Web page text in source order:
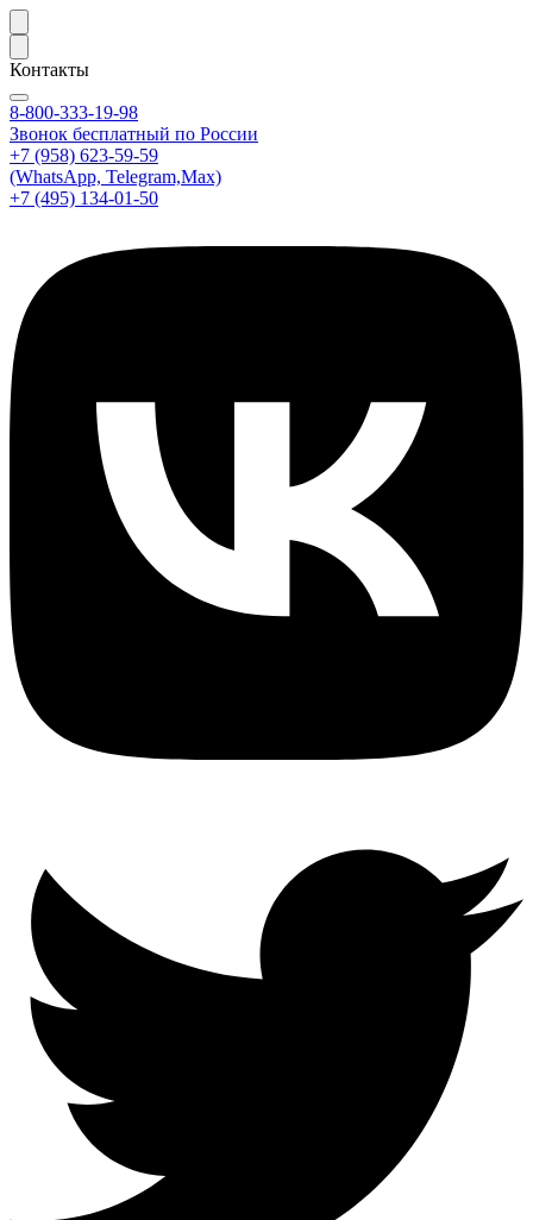
Контакты
8-800-333-19-98
Звонок бесплатный по России
+7 (958) 623-59-59
(WhatsApp, Telegram,Max)
+7 (495) 134-01-50